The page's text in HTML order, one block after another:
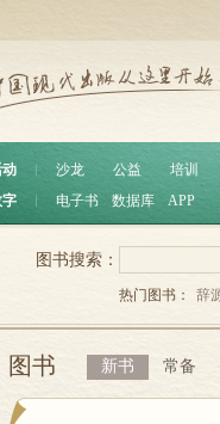
沙龙 公益
培训
电子书 数据库 APP
图书搜索：
热门图书： 辞
图书 新书 常备